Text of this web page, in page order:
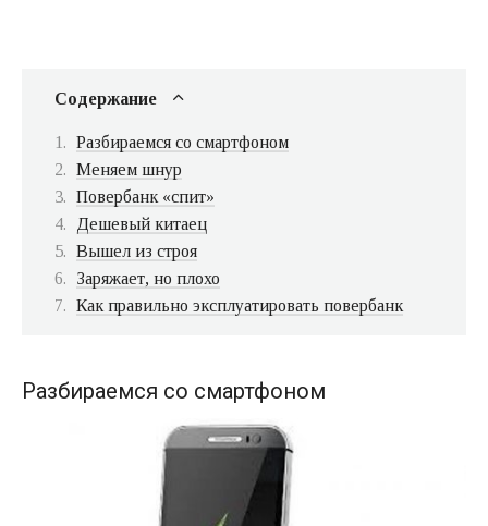
Содержание
Разбираемся со смартфоном
Меняем шнур
Повербанк «спит»
Дешевый китаец
Вышел из строя
Заряжает, но плохо
Как правильно эксплуатировать повербанк
Разбираемся со смартфоном